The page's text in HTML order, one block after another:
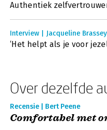
Authentiek
Interview | Jacqueline Brassey
‘Het helpt als je voor
Over dezelfde
Recensie | Bert Peene
Comfortabel met